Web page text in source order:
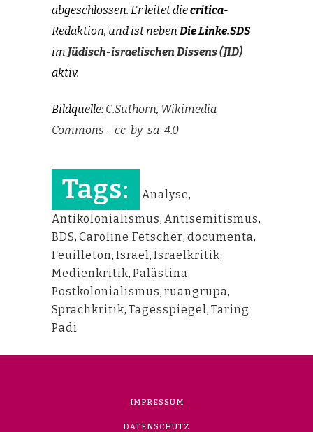
abgeschlossen. Er leitet diecritica-
Redaktion, und ist neben Die Linke.SDS
im Jüdisch-israelischen Dissens (JID)
aktiv.
Bildquelle: C.Suthorn, Wikimedia
Commons – cc-by-sa-4.0
Tags: Analyse,
Antikolonialismus, Antisemitismus,
BDS, Caroline Fetscher, documenta,
Feuilleton, Israel , Israelkritik,
Medienkritik, Palästina,
Postkolonialismus, ruangrupa,
Sprachkritik, Tagesspiegel , Taring
Padi
IMPRESSUM
DATENSCHUTZ